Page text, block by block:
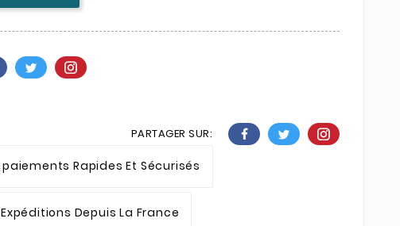
PARTAGER SUR:
Paiements Rapides Et Sécurisés
Expéditions Depuis La France